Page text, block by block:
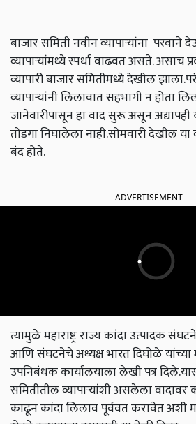
बाजार समिती नवीन व्यापाऱ्यांना परवाने
व्यापाऱ्यांमध्ये स्पर्धा वाढवत असते. असाच
व्यापारी बाजार समितीमध्ये देखील
व्यापाऱ्यांनी लिलावात सहभागी न होता
जानेवारीपासून हा वाद सुरू असून अद्यापही
तोडगा निघालेला नाही.सोमवारी देखील
बंद होते.
त्यामुळे महाराष्ट्र राज्य कांदा उत्पादक
आणि संघटनेचे अध्यक्ष भारत दिघोळे यांच्या
उपनिबंधक कार्यालयाला लेखी पत्र
समितीतील व्यापाऱ्यांशी असलेला वादावर
काढून कांदा लिलाव पूर्ववत करावेत अशी
रोको करण्याचा इशाराही या वेळी दिला.